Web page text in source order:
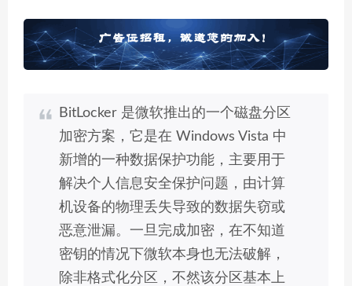
BitLocker 是微软推出的一个磁盘分区
加密方案，它是在 Windows Vista 中
新增的一种数据保护功能，主要用于
解决个人信息安全保护问题，由计算
机设备的物理丢失导致的数据失窃或
恶意泄漏。一旦完成加密，在不知道
密钥的情况下微软本身也无法破解，
除非格式化分区，不然该分区基本上